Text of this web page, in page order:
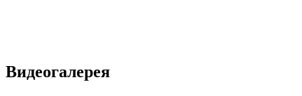
Видеогалерея